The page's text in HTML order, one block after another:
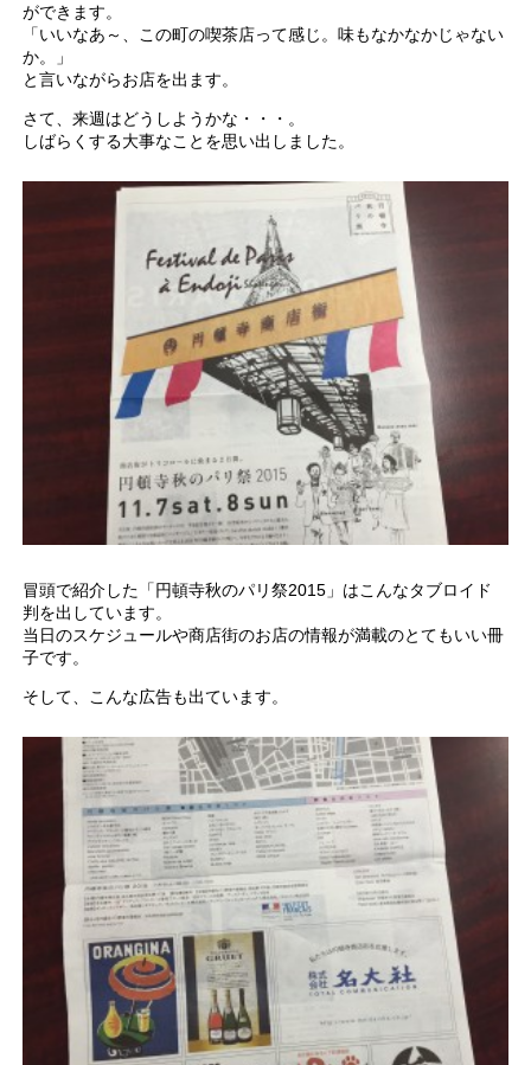
ができます。
「いいなあ～、この町の喫茶店って感じ。味もなかなかじゃない
か。」
と言いながらお店を出ます。
さて、来週はどうしようかな・・・。
しばらくする大事なことを思い出しました。
冒頭で紹介した「円頓寺秋のパリ祭2015」はこんなタブロイド
判を出しています。
当日のスケジュールや商店街のお店の情報が満載のとてもいい冊
子です。
そして、こんな広告も出ています。